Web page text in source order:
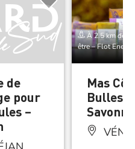
de
pour
–
À 2.5 km de
être – Flot
Mas
Bulles